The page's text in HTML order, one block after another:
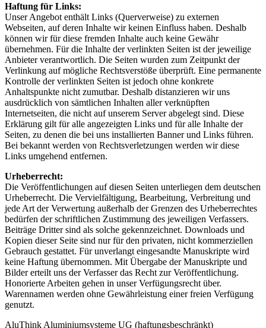
Haftung für Links:
Unser Angebot enthält Links (Querverweise) zu externen
Webseiten, auf deren Inhalte wir keinen Einfluss haben. Deshalb
können wir für diese fremden Inhalte auch keine Gewähr
übernehmen. Für die Inhalte der verlinkten Seiten ist der jeweilige
Anbieter verantwortlich. Die Seiten wurden zum Zeitpunkt der
Verlinkung auf mögliche Rechtsverstöße überprüft. Eine permanente
Kontrolle der verlinkten Seiten ist jedoch ohne konkrete
Anhaltspunkte nicht zumutbar. Deshalb distanzieren wir uns
ausdrücklich von sämtlichen Inhalten aller verknüpften
Internetseiten, die nicht auf unserem Server abgelegt sind. Diese
Erklärung gilt für alle angezeigten Links und für alle Inhalte der
Seiten, zu denen die bei uns installierten Banner und Links führen.
Bei bekannt werden von Rechtsverletzungen werden wir diese
Links umgehend entfernen.
Urheberrecht:
Die Veröffentlichungen auf diesen Seiten unterliegen dem deutschen
Urheberrecht. Die Vervielfältigung, Bearbeitung, Verbreitung und
jede Art der Verwertung außerhalb der Grenzen des Urheberrechtes
bedürfen der schriftlichen Zustimmung des jeweiligen Verfassers.
Beiträge Dritter sind als solche gekennzeichnet. Downloads und
Kopien dieser Seite sind nur für den privaten, nicht kommerziellen
Gebrauch gestattet. Für unverlangt eingesandte Manuskripte wird
keine Haftung übernommen. Mit Übergabe der Manuskripte und
Bilder erteilt uns der Verfasser das Recht zur Veröffentlichung.
Honorierte Arbeiten gehen in unser Verfügungsrecht über.
Warennamen werden ohne Gewährleistung einer freien Verfügung
genutzt.
AluThink Aluminiumsysteme UG (haftungsbeschränkt)